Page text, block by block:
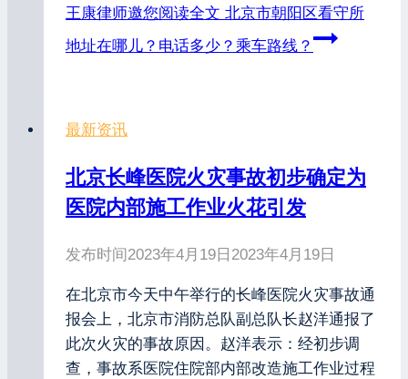
王康律师邀您阅读全文 北京市朝阳区看守所
地址在哪儿？电话多少？乘车路线？
最新资讯
北京长峰医院火灾事故初步确定为
医院内部施工作业火花引发
发布时间2023年4月19日 2023年4月19日
在北京市今天中午举行的长峰医院火灾事故通
报会上，北京市消防总队副总队长赵洋通报了
此次火灾的事故原因。赵洋表示：经初步调
查，事故系医院住院部内部改造施工作业过程